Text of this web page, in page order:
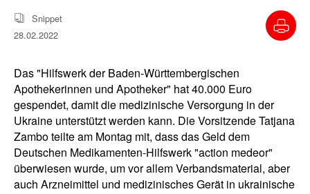
zum
Inhalt
zur
Suche
Snippet
28.02.2022
Das "Hilfswerk der Baden-Württembergischen
Apothekerinnen und Apotheker" hat 40.000 Euro
gespendet, damit die medizinische Versorgung in der
Ukraine unterstützt werden kann. Die Vorsitzende Tatjana
Zambo teilte am Montag mit, dass das Geld dem
Deutschen Medikamenten-Hilfswerk "action medeor"
überwiesen wurde, um vor allem Verbandsmaterial, aber
auch Arzneimittel und medizinisches Gerät in ukrainische